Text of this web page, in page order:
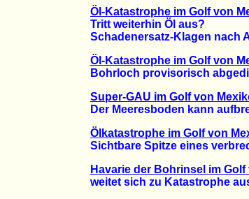
Öl-Katastrophe im Golf von
Tritt weiterhin Öl aus?
Schadenersatz-Klagen nach
Öl-Katastrophe im Golf von
Bohrloch provisorisch
Super-GAU im Golf von
Der Meeresboden kann
Ölkatastrophe im Golf von
Sichtbare Spitze eines
Havarie der Bohrinsel im
weitet sich zu Katastrophe